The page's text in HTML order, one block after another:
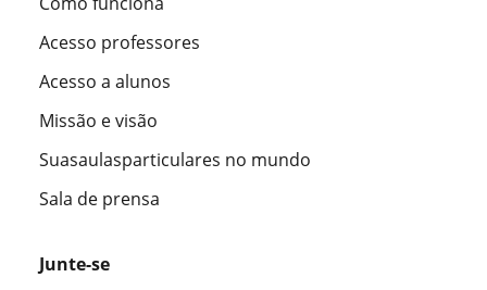
Acesso professores
Acesso a alunos
Missão e visão
Suasaulasparticulares no mundo
Sala de prensa
Junte-se